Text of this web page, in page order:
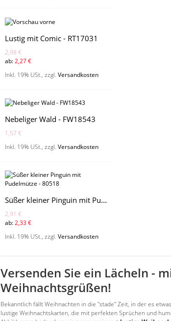
Lustig mit Comic - RT17031
2,98 €
ab:2,27 €
Inkl. 19% USt., zzgl. Versandkosten
Nebeliger Wald - FW18543
1,57 €
Inkl. 19% USt., zzgl. Versandkosten
Süßer kleiner Pinguin mit Pudelmütze - 80518
2,91 €
ab:2,33 €
Inkl. 19% USt., zzgl. Versandkosten
Versenden Sie ein Lächeln -
Weihnachtsgrüßen!
Bekanntlich fällt Weihnachten in die "stade" Zeit, in der es
lustige Weihnachtskarten, die mit perfekten Sprüchen und